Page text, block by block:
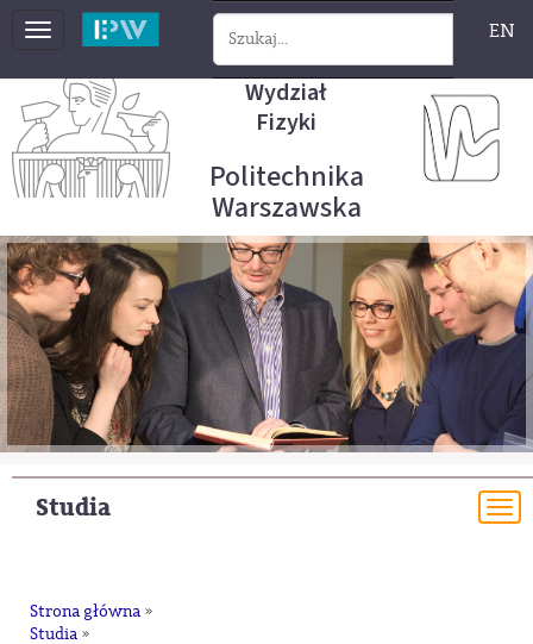
Toggle
EN
Wydział
Fizyki
Politechnika
Warszawska
Studia
Strona główna »
Studia »